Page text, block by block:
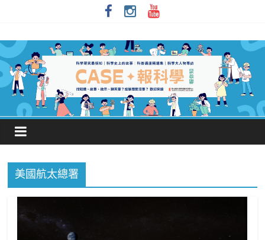
美國航太總署